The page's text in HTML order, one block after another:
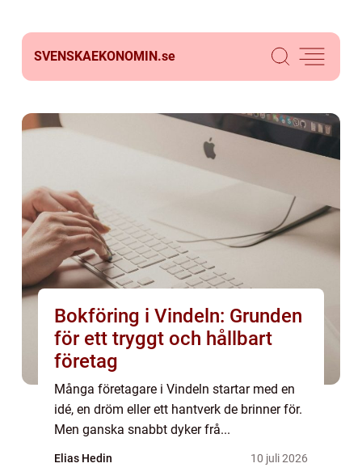
SVENSKAEKONOMIN.se
Bokföring i Vindeln: Grunden
för ett tryggt och hållbart
företag
Många företagare i Vindeln startar med en
idé, en dröm eller ett hantverk de brinner för.
Men ganska snabbt dyker frå...
Elias Hedin 10 juli 2026